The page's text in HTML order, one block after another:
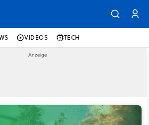
VIDEOS TECH